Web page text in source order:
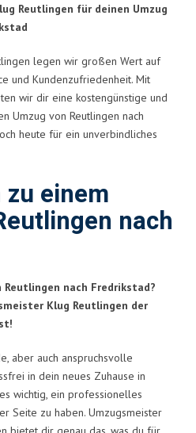
Reutlingen für deinen Umzug
legen wir großen Wert auf
und Kundenzufriedenheit. Mit
wir dir eine kostengünstige und
Umzug von Reutlingen nach
heute für ein unverbindliches
einem
nach
nach Fredrikstad?
Klug Reutlingen der
aber auch anspruchsvolle
in dein neues Zuhause in
wichtig, ein professionelles
Seite zu haben. Umzugsmeister